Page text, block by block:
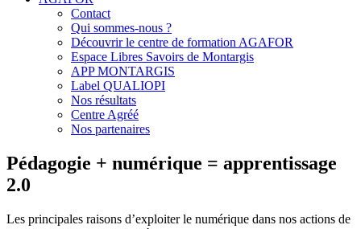
Contact
Qui sommes-nous ?
Découvrir le centre de formation AGAFOR
Espace Libres Savoirs de Montargis
APP MONTARGIS
Label QUALIOPI
Nos résultats
Centre Agréé
Nos partenaires
Pédagogie + numérique = apprentissage
2.0
Les principales raisons d’exploiter le numérique dans nos actions de